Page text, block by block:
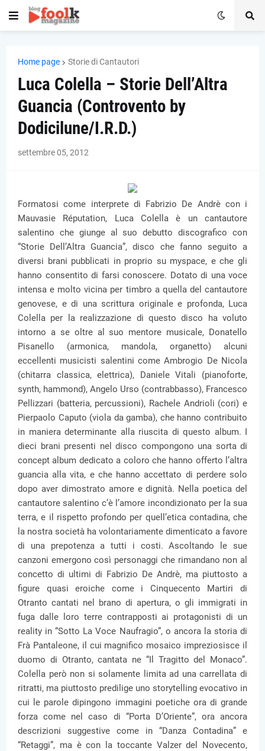
Home page Storie di Cantautori
Luca Colella – Storie Dell’Altra
Guancia (Controvento by
Dodicilune/I.R.D.)
settembre 05, 2012
Formatosi come interprete di Fabrizio De Andrè con i
Mauvasie Réputation, Luca Colella è un cantautore
salentino che giunge al suo debutto discografico con
“Storie Dell’Altra Guancia”, disco che fanno seguito a
diversi brani pubblicati in proprio su myspace, e che gli
hanno consentito di farsi conoscere. Dotato di una voce
intensa e molto vicina per timbro a quella del cantautore
genovese, e di una scrittura originale e profonda, Luca
Colella per la realizzazione di questo disco ha voluto
intorno a se oltre al suo mentore musicale, Donatello
Pisanello (armonica, mandola, organetto) alcuni
eccellenti musicisti salentini come Ambrogio De Nicola
(chitarra classica, elettrica), Daniele Vitali (pianoforte,
synth, hammond), Angelo Urso (contrabbasso), Francesco
Pellizzari (batteria, percussioni), Rachele Andrioli (cori) e
Pierpaolo Caputo (viola da gamba), che hanno contribuito
in maniera determinante alla riuscita di questo album. I
dieci brani presenti nel disco compongono una sorta di
concept album dedicato a coloro che hanno offerto l’altra
guancia alla vita, e che hanno accettato di perdere solo
dopo aver dimostrato amore e dignità. Nella poetica del
cantautore salentino c’è l’amore incondizionato per la sua
terra, e il rispetto profondo per quell’etica contadina, che
la nostra società ha volontariamente dimenticato a favore
di una prepotenza a tutti i costi. Ascoltando le sue
canzoni emergono così personaggi che rimandano non al
concetto di ultimi di Fabrizio De Andrè, ma piuttosto a
figure quasi eroiche come i Cinquecento Martiri di
Otranto cantati nel brano di apertura, o gli immigrati in
fuga dalle loro terre contrapposti ai protagonisti di un
reality in “Sotto La Voce Naufragio”, o ancora la storia di
Frà Pantaleone, il cui magnifico mosaico impreziosisce il
duomo di Otranto, cantata ne “Il Tragitto del Monaco”.
Colella però non si solamente limita ad una carrellata di
ritratti, ma piuttosto predilige uno storytelling evocativo in
cui le parole dipingono immagini poetiche ora di grande
forza come nel caso di “Porta D’Oriente”, ora ancora
descrizioni suggestive come in “Danza Contadina” e
“Retaggi”, ma è con la toccante Valzer del Novecento,